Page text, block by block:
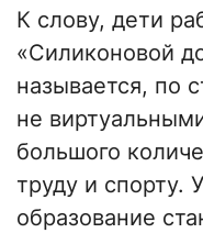
К слову, дети
«Силиконовой
называется, по
не
большого
труду и спорту.
образование